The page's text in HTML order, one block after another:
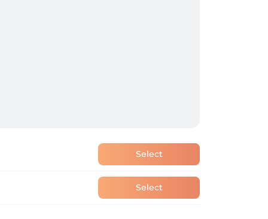
Select
Select